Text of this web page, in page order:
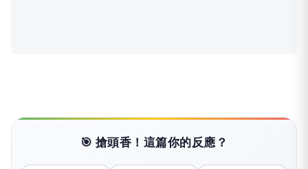
🎯 搶頭香！這篇你的反應？